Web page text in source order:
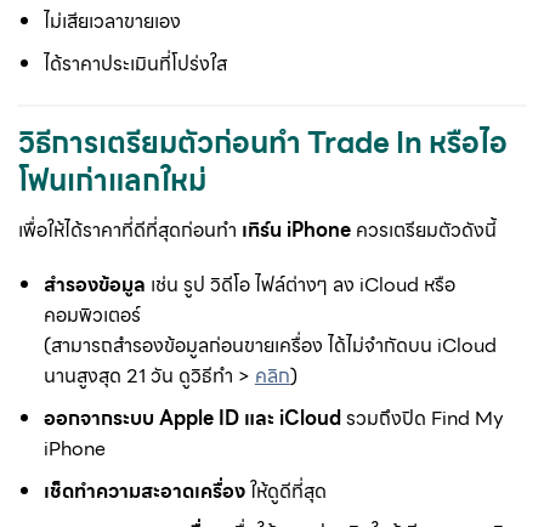
ไม่เสียเวลาขายเอง
ได้ราคาประเมินที่โปร่งใส
วิธีการเตรียมตัวก่อนทำ Trade In หรือไอ
โฟนเก่าแลกใหม่
เพื่อให้ได้ราคาที่ดีที่สุดก่อนทำ เทิร์น iPhone ควรเตรียมตัวดังนี้
สำรองข้อมูล เช่น รูป วิดีโอ ไฟล์ต่างๆ ลง iCloud หรือ
คอมพิวเตอร์
(สามารถสำรองข้อมูลก่อนขายเครื่อง ได้ไม่จำกัดบน iCloud
นานสูงสุด 21 วัน ดูวิธีทำ >คลิก)
ออกจากระบบ Apple ID และ iCloudรวมถึงปิด Find My
iPhone
เช็ดทำความสะอาดเครื่องให้ดูดีที่สุด